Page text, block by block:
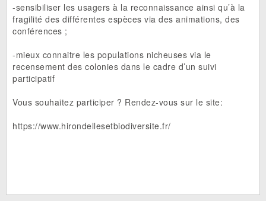
-sensibiliser les usagers à la reconnaissance ainsi qu’à la
fragilité des différentes espèces via des animations, des
conférences ;
-mieux connaitre les populations nicheuses via le
recensement des colonies dans le cadre d’un suivi
participatif
Vous souhaitez participer ? Rendez-vous sur le site:
https://www.hirondellesetbiodiversite.fr/